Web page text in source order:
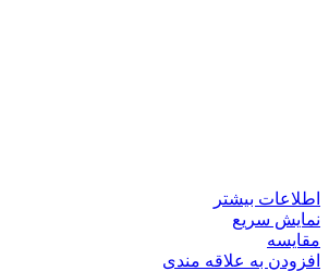
اطلاعات بیشتر
نمایش سریع
مقايسه
افزودن به علاقه مندی